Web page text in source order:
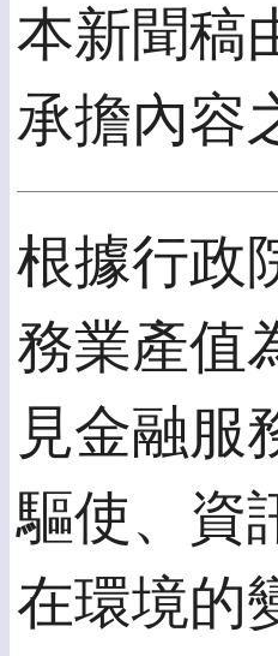
本新聞稿
承擔內容
根據行政
務業產值
見金融服
驅使、資
在環境的